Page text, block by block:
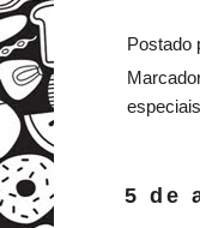
Postado
especiais
5 de